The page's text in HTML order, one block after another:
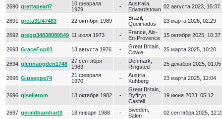
2690 grettapearl7
10 февраля
1979
-
Australia,
Edwardstown 02 августа 2023, 15:37
2691 greta31l47483 22 октября 1989 -
Brazil,
Queimados
23 марта 2026, 02:29
2692 gregg34838089549 11 июля 1973 -
France, Aix-
En-Provence
15 октября 2025, 10:37
2693 GraceFop01 13 августа 1976 -
Great Britain,
Cowie
25 марта 2025, 10:20
2694 glennaogden1748
27 сентября
1983
-
Denmark,
Ringsted
25 декабря 2025, 01:05
2695 Giuseppe74
21 февраля
1970
-
Austria,
Kuhberg
23 марта 2025, 12:04
2696 giselletom 13 октября 1982 -
Great Britain,
Dyffryn
Castell
19 июня 2023, 05:12
2697 geraldbarnhart0 18 января 1988 -
Sweden,
Salen
02 сентября 2025,